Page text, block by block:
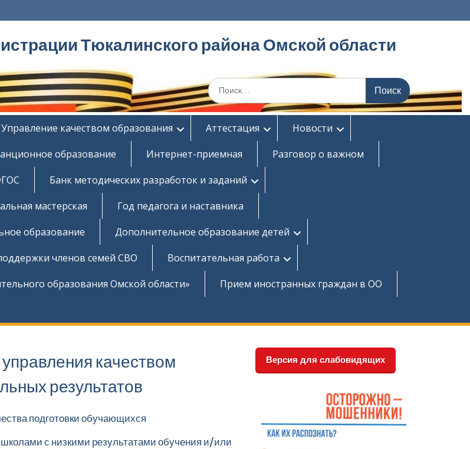
Тюкалинского района Омской области
Поиск
по:
Управление качеством образования Аттестация
Новости
образование Интернет-приемная
Разговор о важном
Банк методических разработок и заданий
мастерская
Год педагога и наставника
образование
Дополнительное образование детей
членов семей СВО
Воспитательная работа
образования Омской области»
Прием иностранных граждан в ОО
качеством
результатов
подготовки обучающихся
с низкими результатами обучения и/или
Версия для слабовидящих